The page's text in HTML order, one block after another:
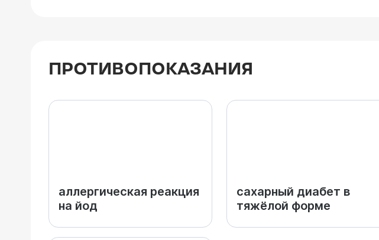
ПРОТИВОПОКАЗАНИЯ
аллергическая реакция
на йод
сахарный диабет в
тяжёлой форме